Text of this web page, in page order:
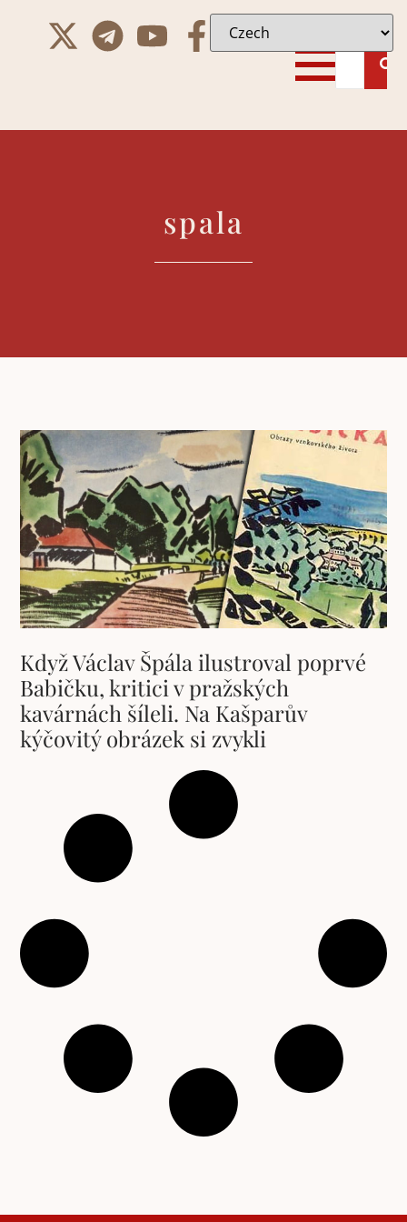
spala
Když Václav Špála ilustroval poprvé
Babičku, kritici v pražských
kavárnách šíleli. Na Kašparův
kýčovitý obrázek si zvykli